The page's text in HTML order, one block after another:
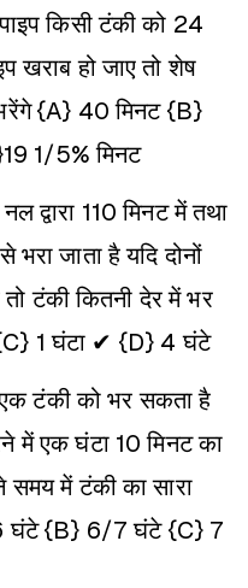
किसी टंकी को 24
खराब हो जाए तो शेष
{A} 40 मिनट {B}
1/5% मिनट
द्वारा 110 मिनट में तथा
जाता है यदि दोनों
टंकी कितनी देर में भर
1 घंटा ✔ {D} 4 घंटे
टंकी को भर सकता है
में एक घंटा 10 मिनट का
समय में टंकी का सारा
घंटे {B} 6/7 घंटे {C} 7